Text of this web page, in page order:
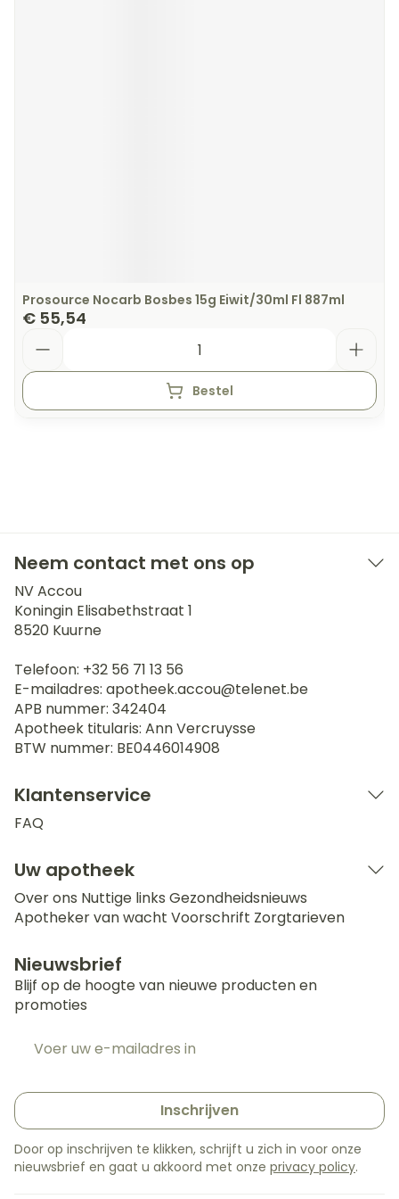
Prosource Nocarb Bosbes 15g Eiwit/30ml Fl 887ml
€ 55,54
Bestel
Neem contact met ons op
NV Accou
Koningin Elisabethstraat 1
8520 Kuurne
Telefoon: +32 56 71 13 56
E-mailadres: apotheek.accou@telenet.be
APB nummer: 342404
Apotheek titularis: Ann Vercruysse
BTW nummer: BE0446014908
Klantenservice
FAQ
Uw apotheek
Over ons Nuttige links Gezondheidsnieuws
Apotheker van wacht Voorschrift Zorgtarieven
Nieuwsbrief
Blijf op de hoogte van nieuwe producten en
promoties
Inschrijven
Door op inschrijven te klikken, schrijft u zich in voor onze
nieuwsbrief en gaat u akkoord met onze privacy policy.